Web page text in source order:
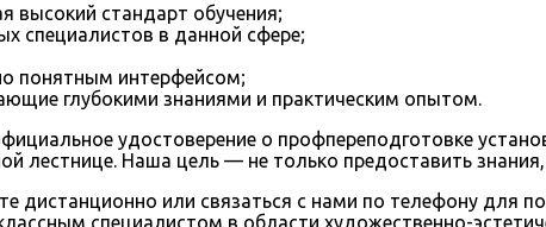
высокий стандарт обучения;
специалистов в данной сфере;
понятным интерфейсом;
глубокими знаниями и практическим опытом.
удостоверение о профпереподготовке
лестнице. Наша цель — не только предоставить
дистанционно или связаться с нами по телефону для
специалистом в области художественно-